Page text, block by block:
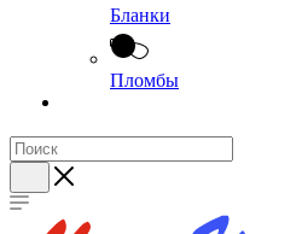
Бланки
Пломбы